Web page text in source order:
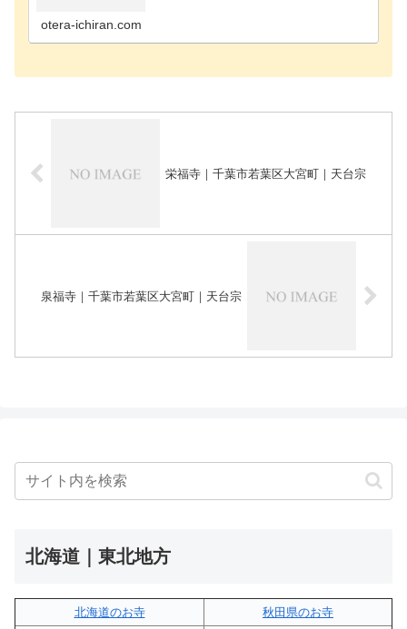
otera-ichiran.com
栄福寺｜千葉市若葉区大宮町｜天台宗
泉福寺｜千葉市若葉区大宮町｜天台宗
北海道｜東北地方
北海道のお寺
秋田県のお寺